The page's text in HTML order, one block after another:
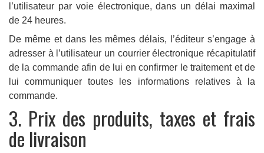
l’utilisateur par voie électronique, dans un délai maximal
de 24 heures.
De même et dans les mêmes délais, l’éditeur s’engage à
adresser à l’utilisateur un courrier électronique récapitulatif
de la commande afin de lui en confirmer le traitement et de
lui communiquer toutes les informations relatives à la
commande.
3. Prix des produits, taxes et frais
de livraison